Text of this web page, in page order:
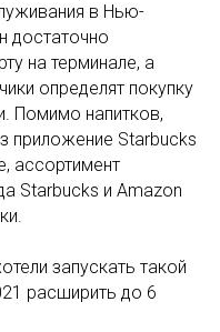
в Нью-
достаточно
на терминале, а
определят покупку
Помимо напитков,
приложение Starbucks
ассортимент
Starbucks и Amazon
запускать такой
расширить до 6